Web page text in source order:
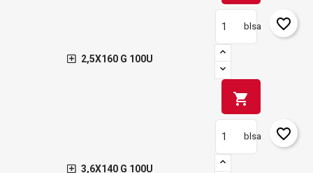
2,5X160 G 100U
blsa
shopping_cart
favorite_border
3,6X140 G 100U
blsa favorite_border